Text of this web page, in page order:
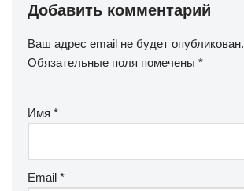
Добавить комментарий
Ваш адрес email не будет опубликован.
Обязательные поля помечены *
Имя *
Email *